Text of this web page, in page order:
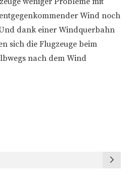
Wind noch
dank einer Windquerbahn
sich die Flugzeuge beim
nach dem Wind